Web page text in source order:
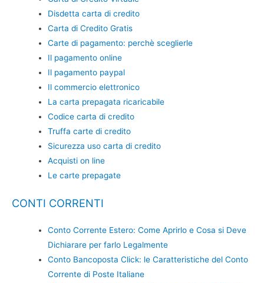
Disdetta carta di credito
Carta di Credito Gratis
Carte di pagamento: perchè sceglierle
Il pagamento online
Il pagamento paypal
Il commercio elettronico
La carta prepagata ricaricabile
Codice carta di credito
Truffa carte di credito
Sicurezza uso carta di credito
Acquisti on line
Le carte prepagate
CONTI CORRENTI
Conto Corrente Estero: Come Aprirlo e Cosa si Deve
Dichiarare per farlo Legalmente
Conto Bancoposta Click: le Caratteristiche del Conto
Corrente di Poste Italiane